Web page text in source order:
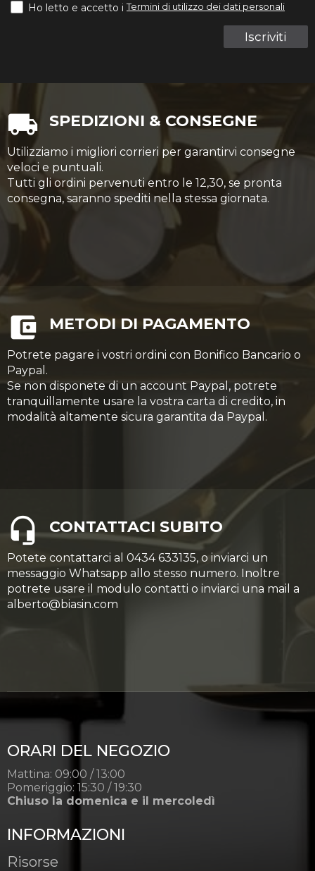
Iscriviti
Ho letto e accetto iTermini di utilizzo dei dati personali
SPEDIZIONI & CONSEGNE
Utilizziamo i migliori corrieri per garantirvi consegne
veloci e puntuali.
Tutti gli ordini pervenuti entro le 12,30, se pronta
consegna, saranno spediti nella stessa giornata.
METODI DI PAGAMENTO
Potrete pagare i vostri ordini con Bonifico Bancario o
Paypal.
Se non disponete di un account Paypal, potrete
tranquillamente usare la vostra carta di credito, in
modalità altamente sicura garantita da Paypal.
CONTATTACI SUBITO
Potete contattarci al 0434 633135, o inviarci un
messaggio Whatsapp allo stesso numero. Inoltre
potrete usare il modulo contatti o inviarci una mail a
alberto@biasin.com
ORARI DEL NEGOZIO
Mattina: 09:00 / 13:00
Pomeriggio: 15:30 / 19:30
Chiuso la domenica e il mercoledì
INFORMAZIONI
Risorse